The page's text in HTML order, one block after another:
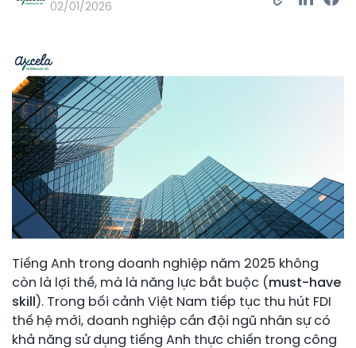
02/01/2026
Tiếng Anh trong doanh nghiệp năm 2025 không
còn là lợi thế, mà là năng lực bắt buộc ( must-have
skill
). Trong bối cảnh Việt Nam tiếp tục thu hút FDI
thế hệ mới, doanh nghiệp cần đội ngũ nhân sự có
khả năng sử dụng tiếng Anh thực chiến trong công